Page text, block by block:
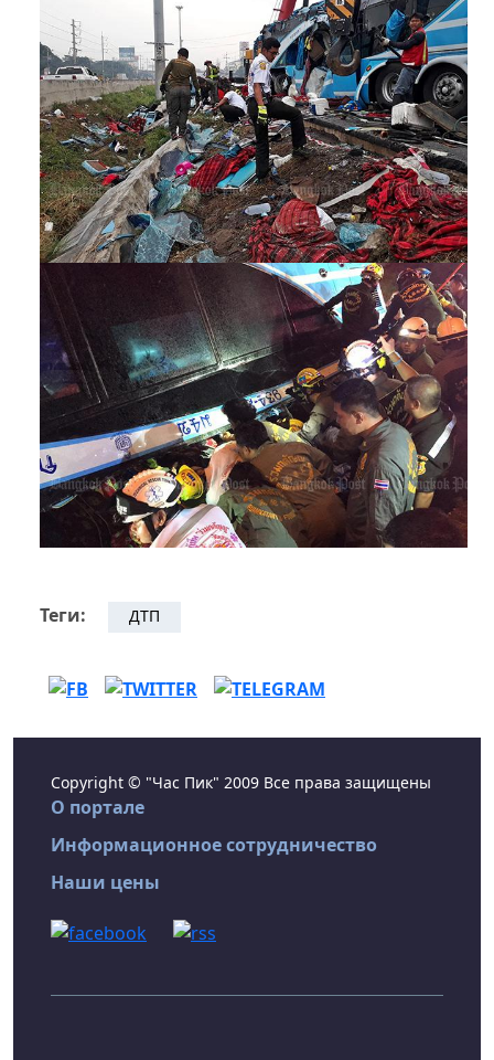
Теги: ДТП
Copyright © "Час Пик" 2009 Все права защищены
О портале
Информационное сотрудничество
Наши цены